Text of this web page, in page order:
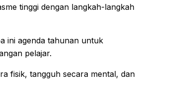
tinggi dengan langkah-langkah
ini agenda tahunan untuk
pelajar.
fisik, tangguh secara mental, dan